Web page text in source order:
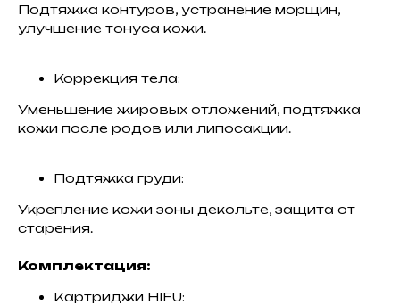
Подтяжка контуров, устранение морщин,
улучшение тонуса кожи.
Коррекция тела:
Уменьшение жировых отложений, подтяжка
кожи после родов или липосакции.
Подтяжка груди:
Укрепление кожи зоны декольте, защита от
старения.
Комплектация:
Картриджи HIFU: